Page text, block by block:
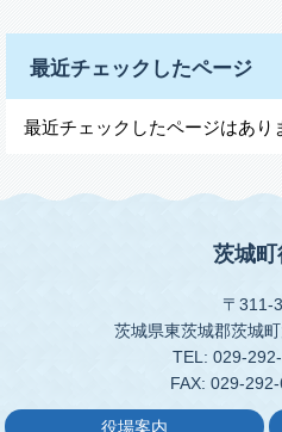
最近チェックしたページ
最近チェックしたページはあり
茨城
〒311-
茨城県東茨城郡茨城
TEL: 029-
FAX: 029-
役場案内